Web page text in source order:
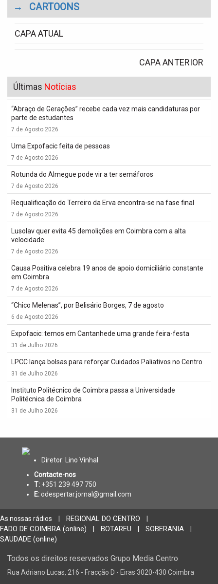
→ CARTOONS
CAPA ATUAL
CAPA ANTERIOR
Últimas Notícias
“Abraço de Gerações” recebe cada vez mais candidaturas por
parte de estudantes
7 de Agosto 2026
Uma Expofacic feita de pessoas
7 de Agosto 2026
Rotunda do Almegue pode vir a ter semáforos
7 de Agosto 2026
Requalificação do Terreiro da Erva encontra-se na fase final
7 de Agosto 2026
Lusolav quer evita 45 demolições em Coimbra com a alta
velocidade
7 de Agosto 2026
Causa Positiva celebra 19 anos de apoio domiciliário constante
em Coimbra
7 de Agosto 2026
“Chico Melenas”, por Belisário Borges, 7 de agosto
6 de Agosto 2026
Expofacic: temos em Cantanhede uma grande feira-festa
31 de Julho 2026
LPCC lança bolsas para reforçar Cuidados Paliativos no Centro
31 de Julho 2026
Instituto Politécnico de Coimbra passa a Universidade
Politécnica de Coimbra
31 de Julho 2026
Diretor: Lino Vinhal
Contacte-nos
T: +351 239 497 750
E: odespertar.jornal@gmail.com
As nossas rádios REGIONAL DO CENTRO
FADO DE COIMBRA (online) BOTAREU SOBERANIA
SAUDADE (online)
Todos os direitos reservados Grupo Media Centro
Rua Adriano Lucas, 216 - Fracção D - Eiras 3020-430 Coimbra